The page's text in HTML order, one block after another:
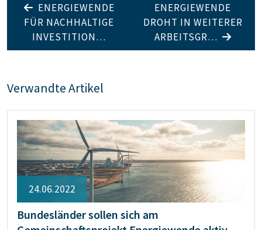
ENERGIEWENDE
FÜR NACHHALTIGE
INVESTITION…
ENERGIEWENDE
DROHT IN WEITERER
ARBEITSGR…
Verwandte Artikel
24.06.2022
Bundesländer sollen sich am